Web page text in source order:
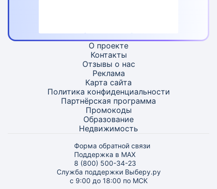
О проекте
Контакты
Отзывы о нас
Реклама
Карта сайта
Политика конфиденциальности
Партнёрская программа
Промокоды
Образование
Недвижимость
Форма обратной связи
Поддержка в MAX
8 (800) 500-34-23
Служба поддержки Выберу.ру
с 9:00 до 18:00 по МСК